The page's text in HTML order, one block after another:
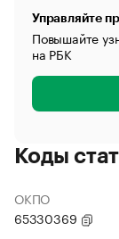
Управляйте
Повышайте
на РБК
Коды
ОКПО
65330369